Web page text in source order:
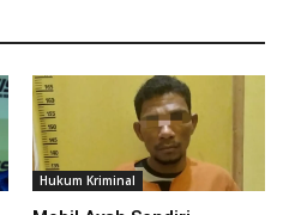
Hukum Kriminal